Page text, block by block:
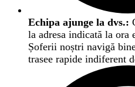
Echipa ajunge la dvs.:
la adresa indicată la ora
Șoferii noștri navigă
trasee rapide indiferent